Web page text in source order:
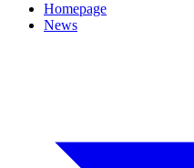
Homepage
News